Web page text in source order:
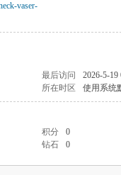
vaser-
最后访问
2026-5-19
所在时区 使用系统
积分
0
钻石 0